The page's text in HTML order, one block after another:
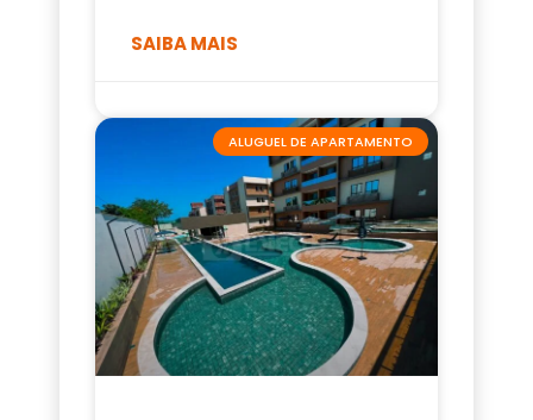
SAIBA MAIS
ALUGUEL DE APARTAMENTO